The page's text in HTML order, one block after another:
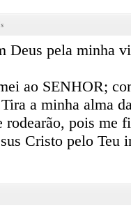
Deus pela minha
ao SENHOR;
a minha alma
rodearão, pois me
Cristo pelo Teu